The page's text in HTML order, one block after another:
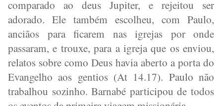
comparado ao deus Jupiter, e rejeitou ser
adorado. Ele também escolheu, com Paulo,
anciãos para ficarem nas igrejas por onde
passaram, e trouxe, para a igreja que os enviou,
relatos sobre como Deus havia aberto a porta do
Evangelho aos gentios (At 14.17). Paulo não
trabalhou sozinho. Barnabé participou de todos